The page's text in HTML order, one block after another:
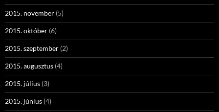
2015. november (5)
2015. október (6)
2015. szeptember (2)
2015. augusztus (4)
2015. július (3)
2015. június (4)